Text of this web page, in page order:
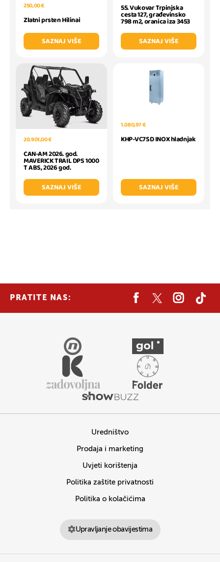
250,00 €
Zlatni prsten Hilinai
SAZNAJ VIŠE
55. Vukovar Trpinjska
cesta 127, građevinsko
798 m2, oranica iza 3453
SAZNAJ VIŠE
20.901,00 €
CAN-AM 2026. god.
MAVERICK TRAIL DPS 1000
T ABS, 2026 god.
SAZNAJ VIŠE
1.080,97 €
KHP-VC7SD INOX hladnjak
SAZNAJ VIŠE
PRATITE NAS:
Uredništvo
Prodaja i marketing
Uvjeti korištenja
Politika zaštite privatnosti
Politika o kolačićima
Upravljanje obavijestima